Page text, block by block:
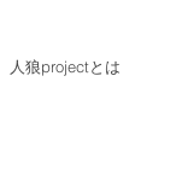
人狼projectとは